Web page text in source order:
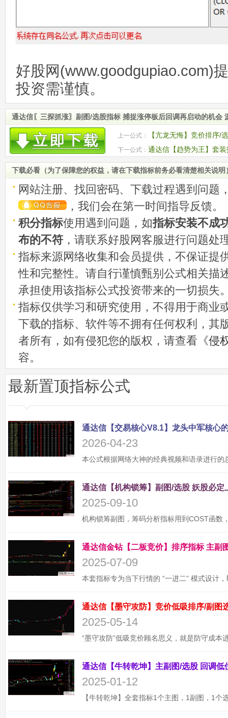
好股网(www.goodgupiao.com)
投资需谨慎。
通达信〖三探抓涨〗副图/选股指标 捕捉涨停板后回调再启动的机会
上一公式：
【亢龙无悔】竞价排序/
捉主力资金异动
下一公式： 通达信【趋势为王】套
段实战利器
下载必看（为了保障您的权益，请在下载指标前务必看清楚相关说明
网站注册、找回密码、下载过程遇到问题
，我们会在第一时间指导反馈。
积分指标使用遇到问题，如指标安装不成
布的不符 ，请联系好股网客服进行问题处
指标来源网络收集和会员提供，不保证提
性和完整性。请自行谨慎甄别公式相关描
承担使用该指标公式投资带来的一切损失
指标仅供学习和研究使用，不得用于商业
下载的指标、软件等不拥有任何权利，其
者所有，如有侵犯您的版权，请查看《侵
容。
最新置顶指标公式
2026-04-23
2025-09-10
2025-07-09
2025-05-14
2025-01-12